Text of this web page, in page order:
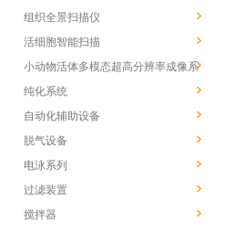
组织全景扫描仪
活细胞智能扫描
小动物活体多模态超高分辨率成像系
统
纯化系统
自动化辅助设备
脱气设备
电泳系列
过滤装置
搅拌器